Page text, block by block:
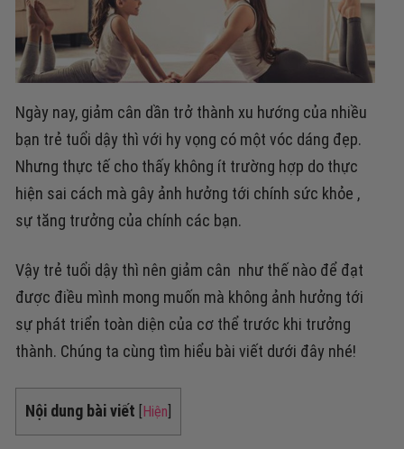
Ngày nay, giảm cân dần trở thành xu hướng của nhiều
bạn trẻ tuổi dậy thì với hy vọng có một vóc dáng đẹp.
Nhưng thực tế cho thấy không ít trường hợp do thực
hiện sai cách mà gây ảnh hưởng tới chính sức khỏe ,
sự tăng trưởng của chính các bạn.
Vậy trẻ tuổi dậy thì nên giảm cân như thế nào để đạt
được điều mình mong muốn mà không ảnh hưởng tới
sự phát triển toàn diện của cơ thể trước khi trưởng
thành. Chúng ta cùng tìm hiểu bài viết dưới đây nhé!
Nội dung bài viết Hiện